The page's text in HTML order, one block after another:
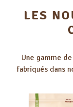
LES
Une gamme
fabriqués dans